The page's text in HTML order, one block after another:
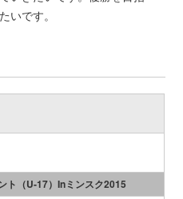
いです。
ト（U‐17）Inミンスク2015